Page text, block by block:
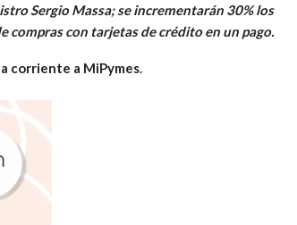
Sergio Massa; se incrementarán 30% los
compras con tarjetas de crédito en un pago.
corriente a MiPymes.